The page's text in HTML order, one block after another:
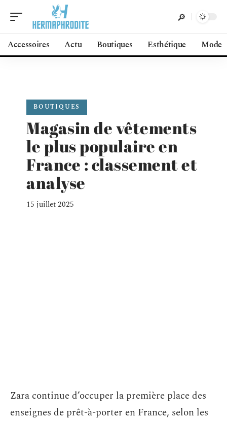
Accessoires Actu Boutiques Esthétique Mode
BOUTIQUES
Magasin de vêtements
le plus populaire en
France : classement et
analyse
15 juillet 2025
Zara continue d’occuper la première place des
enseignes de prêt-à-porter en France, selon les